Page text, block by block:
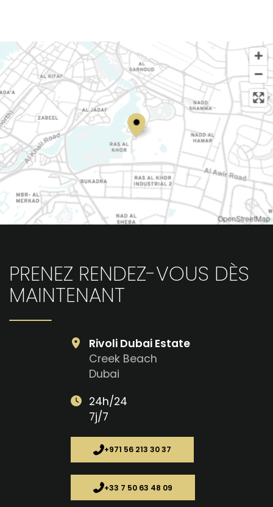
OpenStreetMap
PRENEZ RENDEZ-VOUS DÈS
MAINTENANT
Rivoli Dubai Estate
Creek Beach
Dubai
24h/24
7j/7
+971 56 213 30 37
+33 7 50 63 48 09